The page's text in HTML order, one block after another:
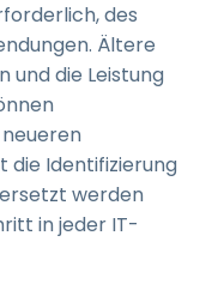
des
Ältere
und die Leistung
die Identifizierung
werden
in jeder IT-